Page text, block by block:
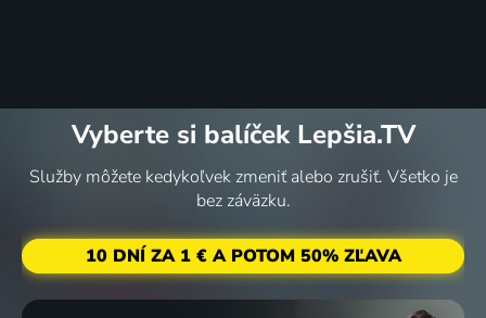
Vyberte si balíček Lepšia.TV
Služby môžete kedykoľvek zmeniť alebo zrušiť. Všetko je
bez záväzku.
10 DNÍ ZA 1 € A POTOM 50% ZĽAVA